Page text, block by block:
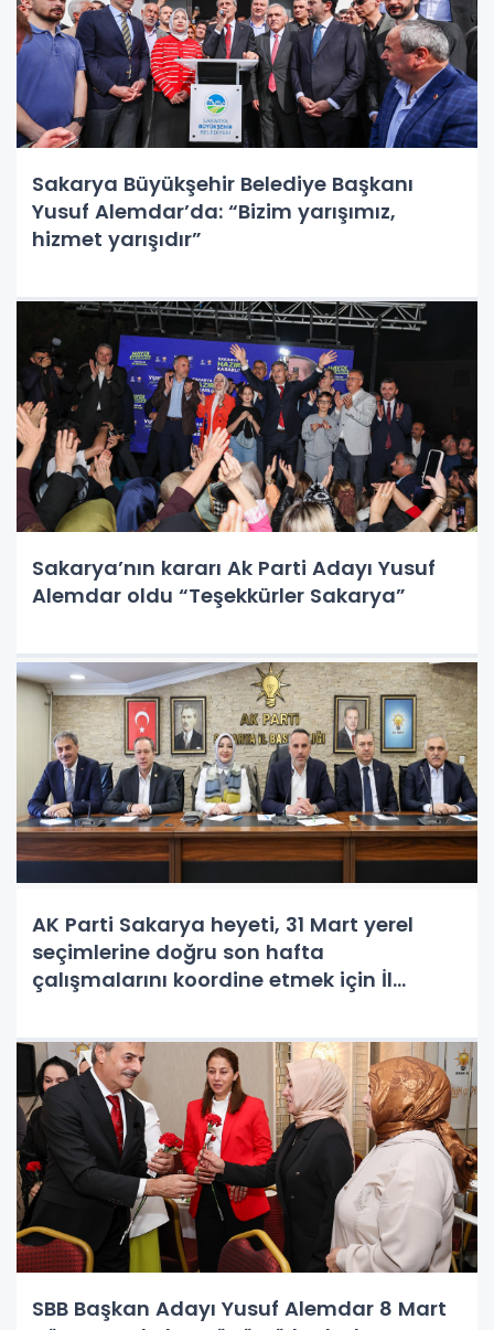
Sakarya Büyükşehir Belediye Başkanı
Yusuf Alemdar’da: “Bizim yarışımız,
hizmet yarışıdır”
Sakarya’nın kararı Ak Parti Adayı Yusuf
Alemdar oldu “Teşekkürler Sakarya”
AK Parti Sakarya heyeti, 31 Mart yerel
seçimlerine doğru son hafta
çalışmalarını koordine etmek için İl
SBB Başkan Adayı Yusuf Alemdar 8 Mart